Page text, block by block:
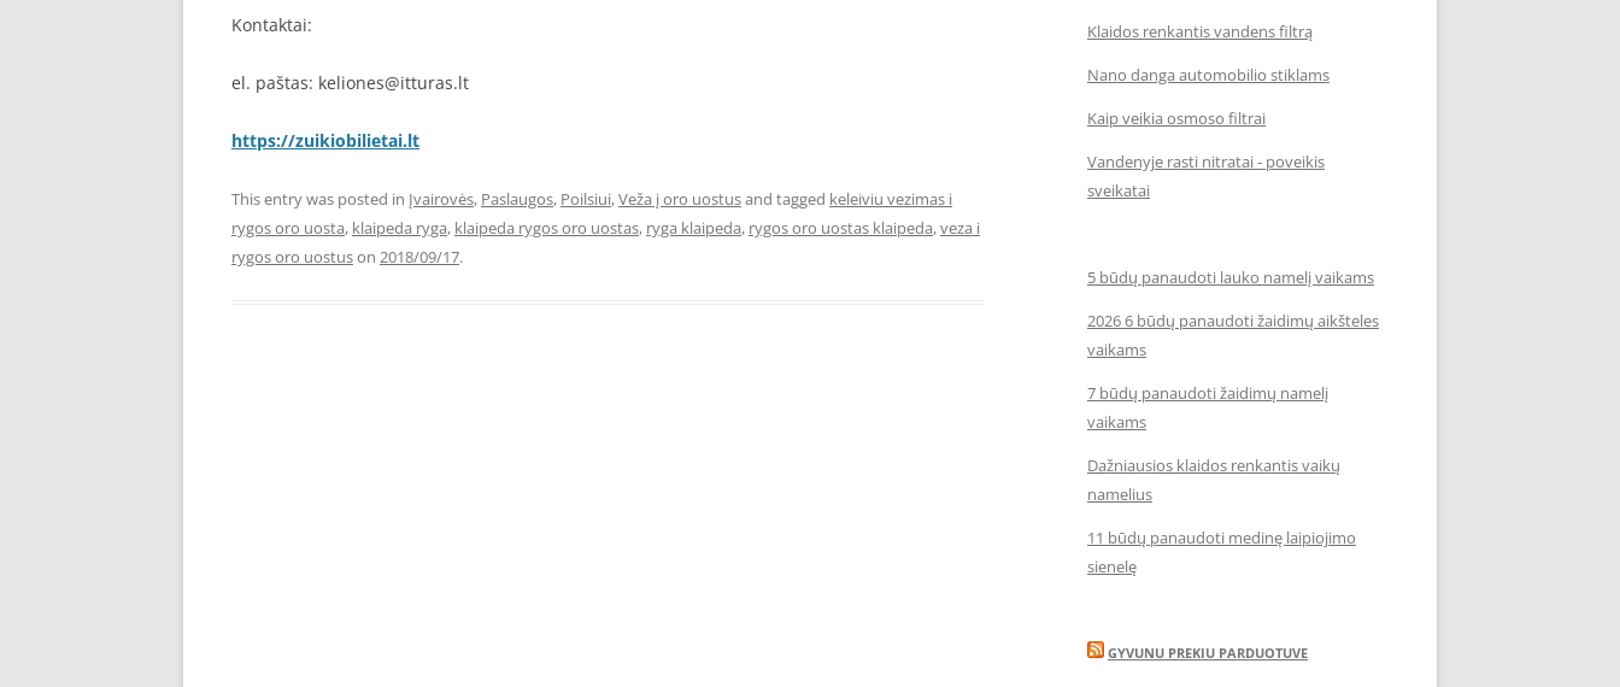
Kontaktai:
el. paštas: keliones@itturas.lt
https://zuikiobilietai.lt
This entry was posted in Įvairovės, Paslaugos, Poilsiui,Veža į oro uostusand tagged keleiviu vezimas i
rygos oro uosta, klaipeda ryga, klaipeda rygos oro uostas, ryga klaipeda, rygos oro uostas klaipeda,veza i
rygos oro uostuson 2018/09/17.
Klaidos renkantis vandens filtrą
Nano danga automobilio stiklams
Kaip veikia osmoso filtrai
Vandenyje rasti nitratai - poveikis
sveikatai
5 būdų panaudoti lauko namelį vaikams
2026 6 būdų panaudoti žaidimų aikšteles
vaikams
7 būdų panaudoti žaidimų namelį
vaikams
Dažniausios klaidos renkantis vaikų
namelius
11 būdų panaudoti medinę laipiojimo
sienelę
GYVUNU PREKIU PARDUOTUVE